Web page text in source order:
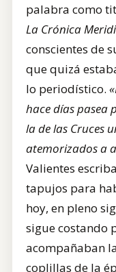
palabra como
La Crónica
conscientes de
que quizá
lo periodístico.
hace días pasea
la de las Cruces
atemorizados a
Valientes
tapujos para
hoy, en pleno
sigue costando
acompañaban
coplillas de la